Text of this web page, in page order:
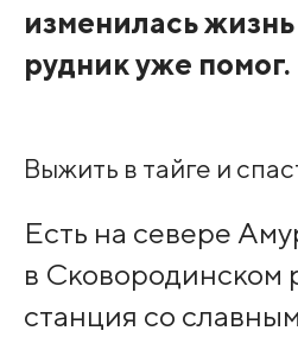
изменилась жизнь
рудник уже помог.
Выжить в тайге и
Есть на севере
в Сковородинском
станция со